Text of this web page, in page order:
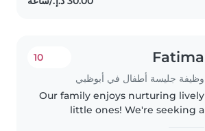
Fatima
وظيفة جليسة أطفال في أبوظبي
10
Our family enjoys nurturing lively
little ones! We're seeking a